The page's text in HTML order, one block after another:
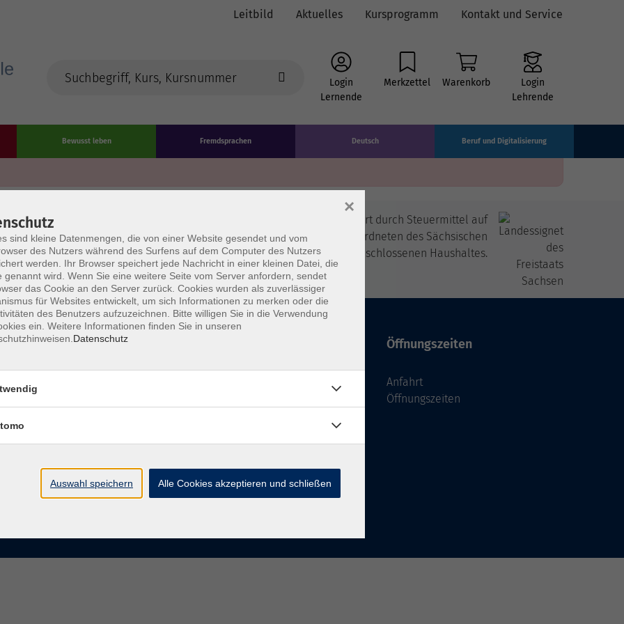
Leitbild Aktuelles Kursprogramm Kontakt und Service
Login
Lernende
Merkzettel Warenkorb
Login
Lehrende
Bewusst leben Fremdsprachen Deutsch Beruf und Digitalisierung
Die Volkshochschule wird mitfinanziert durch Steuermittel auf
der Grundlage des von den Abgeordneten des Sächsischen
Landtags beschlossenen Haushaltes.
AGB Datenschutzerklärung Impressum Widerruf
vhs Chemnitz
Kontaktformular
Fax 0371 488 4399
Öffnungszeiten
Anfahrt
Öffnungszeiten
sind kleine Datenmengen, die von einer Website gesendet und vom
des Nutzers während des Surfens auf dem Computer des Nutzers
werden. Ihr Browser speichert jede Nachricht in einer kleinen Datei, die
genannt wird. Wenn Sie eine weitere Seite vom Server anfordern, sendet
das Cookie an den Server zurück. Cookies wurden als zuverlässiger
für Websites entwickelt, um sich Informationen zu merken oder die
des Benutzers aufzuzeichnen. Bitte willigen Sie in die Verwendung
ein. Weitere Informationen finden Sie in unseren
Datenschutz
×
Auswahl speichern Alle Cookies akzeptieren und schließen